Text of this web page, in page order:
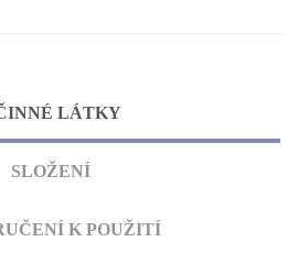
LÁTKY
SLOŽENÍ
K POUŽITÍ